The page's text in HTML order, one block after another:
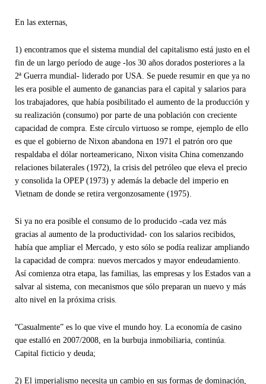
En las externas,
1) encontramos que el sistema mundial del capitalismo está justo en el
fin de un largo período de auge -los 30 años dorados posteriores a la
2ª Guerra mundial- liderado por USA. Se puede resumir en que ya no
les era posible el aumento de ganancias para el capital y salarios para
los trabajadores, que había posibilitado el aumento de la producción y
su realización (consumo) por parte de una población con creciente
capacidad de compra. Este círculo virtuoso se rompe, ejemplo de ello
es que el gobierno de Nixon abandona en 1971 el patrón oro que
respaldaba el dólar norteamericano, Nixon visita China comenzando
relaciones bilaterales (1972), la crisis del petróleo que eleva el precio
y consolida la OPEP (1973) y además la debacle del imperio en
Vietnam de donde se retira vergonzosamente (1975).
Si ya no era posible el consumo de lo producido -cada vez más
gracias al aumento de la productividad- con los salarios recibidos,
había que ampliar el Mercado, y esto sólo se podía realizar ampliando
la capacidad de compra: nuevos mercados y mayor endeudamiento.
Así comienza otra etapa, las familias, las empresas y los Estados van a
salvar al sistema, con mecanismos que sólo preparan un nuevo y más
alto nivel en la próxima crisis.
“Casualmente” es lo que vive el mundo hoy. La economía de casino
que estalló en 2007/2008, en la burbuja inmobiliaria, continúa.
Capital ficticio y deuda;
2) El imperialismo necesita un cambio en sus formas de dominación,